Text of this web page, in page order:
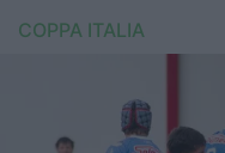
FIR
6 Nazioni
COPPA ITALIA